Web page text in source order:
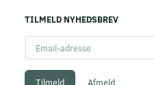
TILMELD NYHEDSBREV
adresse
Tilmeld Afmeld